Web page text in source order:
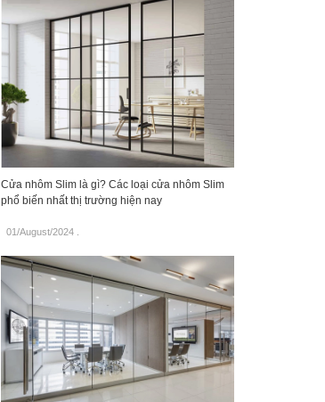
Cửa nhôm Slim là gì? Các loại cửa nhôm Slim
phổ biến nhất thị trường hiện nay
01/August/2024.